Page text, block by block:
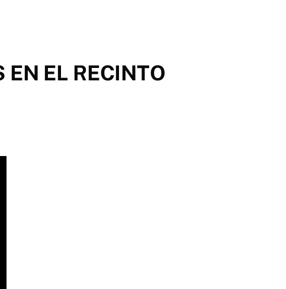
EN EL RECINTO